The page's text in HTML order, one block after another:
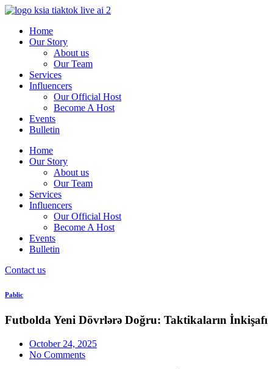
Skip
contentHome
Our Story
About us
Our Team
Services
Influencers
Our Official Host
Become A Host
Events
Bulletin
Home
Our Story
About us
Our Team
Services
Influencers
Our Official Host
Become A Host
Events
Bulletin
Contact us
Pablic
Futbolda Yeni Dövrlərə Doğru: Taktikaların İnkişafı
October 24, 2025
No Comments